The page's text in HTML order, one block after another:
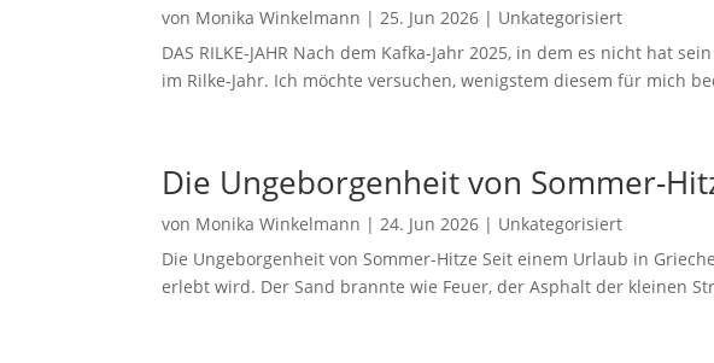
von Monika Winkelmann |25. Jun 2026 | Unkategorisiert
DAS RILKE-JAHR Nach dem Kafka-Jahr 2025, in dem es nicht hat
im Rilke-Jahr. Ich möchte versuchen, wenigstem diesem für mich
Die Ungeborgenheit von Sommer-
von Monika Winkelmann |24. Jun 2026 | Unkategorisiert
Die Ungeborgenheit von Sommer-Hitze Seit einem Urlaub in
erlebt wird. Der Sand brannte wie Feuer, der Asphalt der kleinen